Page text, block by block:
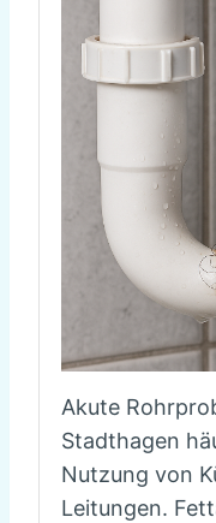
Akute
Stadthagen
Nutzung von
Leitungen.